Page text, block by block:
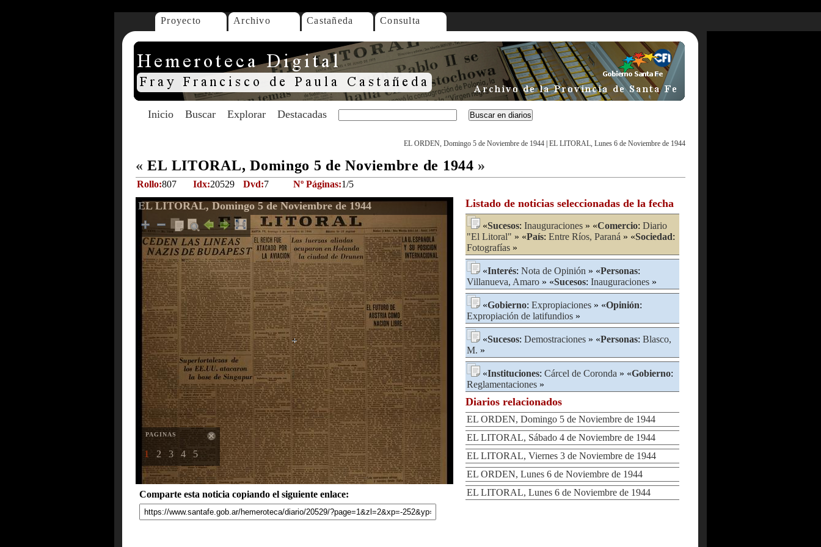
Proyecto Archivo Castañeda Consulta
Inicio Buscar Explorar Destacadas
EL ORDEN, Domingo 5 de Noviembre de 1944 EL LITORAL, Lunes 6 de Noviembre de 1944
« EL LITORAL, Domingo 5 de Noviembre de 1944 »
Rollo:807 Idx:20529 Dvd:7 Nº Páginas:1/5
EL LITORAL, Domingo 5 de Noviembre de 1944
PAGINAS
1 2 3 4 5
Comparte esta noticia copiando el siguiente enlace:
Listado de noticias seleccionadas de la fecha
«Sucesos: Inauguraciones » «Comercio: Diario
"El Litoral" » «País: Entre Ríos, Paraná » «Sociedad:
Fotografías »
«Interés: Nota de Opinión » «Personas:
Villanueva, Amaro » «Sucesos: Inauguraciones »
«Gobierno: Expropiaciones » «Opinión:
Expropiación de latifundios »
«Sucesos: Demostraciones » «Personas: Blasco,
M. »
«Instituciones: Cárcel de Coronda » «Gobierno:
Reglamentaciones »
Diarios relacionados
EL ORDEN, Domingo 5 de Noviembre de 1944
EL LITORAL, Sábado 4 de Noviembre de 1944
EL LITORAL, Viernes 3 de Noviembre de 1944
EL ORDEN, Lunes 6 de Noviembre de 1944
EL LITORAL, Lunes 6 de Noviembre de 1944